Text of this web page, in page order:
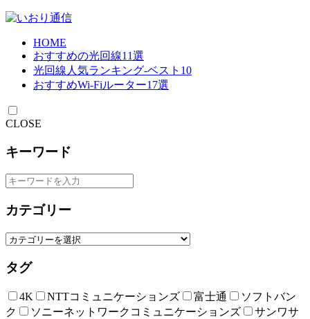
HOME
おすすめの光回線11選
光回線人気ランキング-ベスト10
おすすめWi-Fiルーター17選
CLOSE
キーワード
カテゴリー
タグ
4K NTTコミュニケーションズ 富士通
ソフトバン
ク
ソニーネットワークコミュニケーションズ
サンワサ